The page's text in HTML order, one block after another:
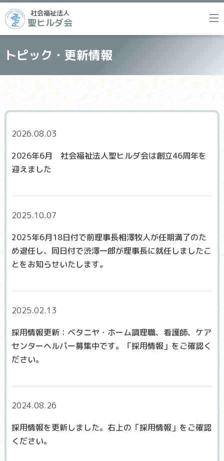
社会福祉法人
聖ヒルダ会
トピック・更新情報
2026.08.03
2026年6月 社会福祉法人聖ヒルダ会は創立46周年を
迎えました
2025.10.07
2025年6月18日付で前理事長相澤牧人が任期満了のた
め退任し、同日付で渋澤一郎が理事長に就任しましたこ
とをお知らせいたします。
2025.02.13
採用情報更新：ベタニヤ・ホーム調理職、看護師、ケア
センターヘルパー募集中です。「採用情報」をご確認く
ださい。
2024.08.26
採用情報を更新しました。右上の「採用情報」をご確認
ください。